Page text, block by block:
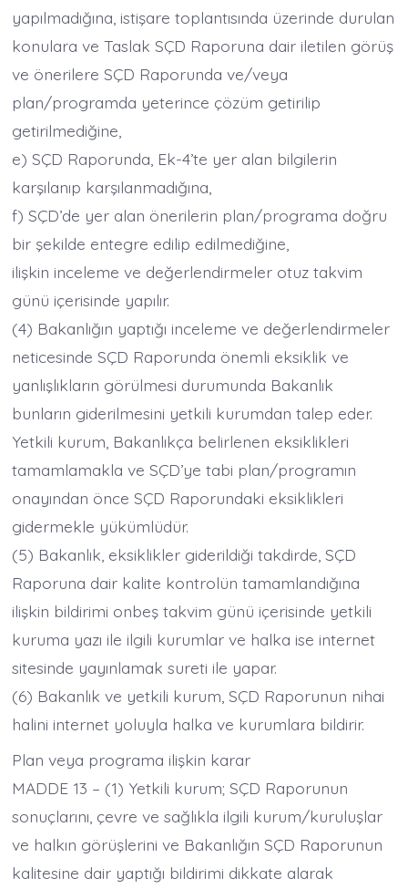
yapılmadığına, istişare toplantısında üzerinde durulan
konulara ve Taslak SÇD Raporuna dair iletilen görüş
ve önerilere SÇD Raporunda ve/veya
plan/programda yeterince çözüm getirilip
getirilmediğine,
e) SÇD Raporunda, Ek-4’te yer alan bilgilerin
karşılanıp karşılanmadığına,
f) SÇD’de yer alan önerilerin plan/programa doğru
bir şekilde entegre edilip edilmediğine,
ilişkin inceleme ve değerlendirmeler otuz takvim
günü içerisinde yapılır.
(4) Bakanlığın yaptığı inceleme ve değerlendirmeler
neticesinde SÇD Raporunda önemli eksiklik ve
yanlışlıkların görülmesi durumunda Bakanlık
bunların giderilmesini yetkili kurumdan talep eder.
Yetkili kurum, Bakanlıkça belirlenen eksiklikleri
tamamlamakla ve SÇD’ye tabi plan/programın
onayından önce SÇD Raporundaki eksiklikleri
gidermekle yükümlüdür.
(5) Bakanlık, eksiklikler giderildiği takdirde, SÇD
Raporuna dair kalite kontrolün tamamlandığına
ilişkin bildirimi onbeş takvim günü içerisinde yetkili
kuruma yazı ile ilgili kurumlar ve halka ise internet
sitesinde yayınlamak sureti ile yapar.
(6) Bakanlık ve yetkili kurum, SÇD Raporunun nihai
halini internet yoluyla halka ve kurumlara bildirir.
Plan veya programa ilişkin karar
MADDE 13 – (1) Yetkili kurum; SÇD Raporunun
sonuçlarını, çevre ve sağlıkla ilgili kurum/kuruluşlar
ve halkın görüşlerini ve Bakanlığın SÇD Raporunun
kalitesine dair yaptığı bildirimi dikkate alarak